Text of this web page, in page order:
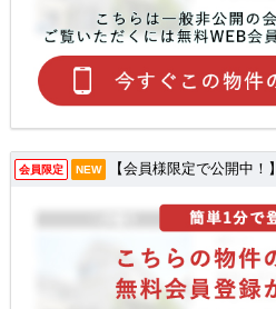
会員限定 NEW 【会員様限定で公開中！】